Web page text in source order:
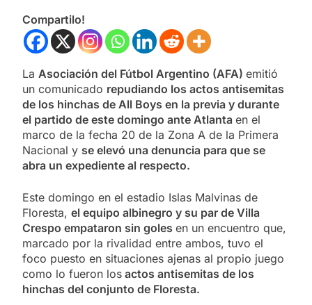
Compartilo!
La Asociación del Fútbol Argentino (AFA) emitió
un comunicado repudiando los actos antisemitas
de los hinchas de All Boys en la previa y durante
el partido de este domingo ante Atlanta en el
marco de la fecha 20 de la Zona A de la Primera
Nacional y se elevó una denuncia para que se
abra un expediente al respecto.
Este domingo en el estadio Islas Malvinas de
Floresta, el equipo albinegro y su par de Villa
Crespo empataron sin goles en un encuentro que,
marcado por la rivalidad entre ambos, tuvo el
foco puesto en situaciones ajenas al propio juego
como lo fueron los actos antisemitas de los
hinchas del conjunto de Floresta.